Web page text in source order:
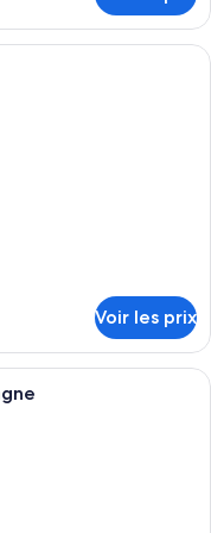
d’hôtel avec deux
Voir les prix
avec une table et deux